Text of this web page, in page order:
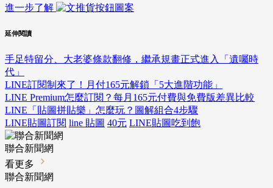
進一步了解
延伸閱讀
手足特留分、大老婆條款翻修，繼承規畫正式進入「遺囑時
代」
LINE訂閱制來了！月付165元解鎖「5大進階功能」
LINE Premium怎麼訂閱？每月165元付費與免費版差異比較
LINE「貼圖拼貼樂」怎麼玩？圖解組合4步驟
LINE貼圖訂閱 line 貼圖 40元 LINE貼圖吃到飽
聯合新聞網
看更多
聯合新聞網